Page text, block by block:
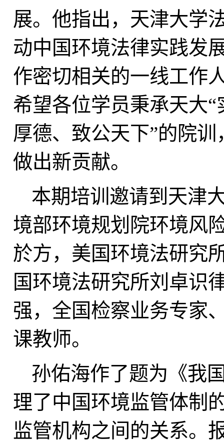
展。他指出，天津大学
动中国环境法律实践发
作密切相关的一线工作
希望各位学员秉承天大“
厚德、致公天下”的院
做出新贡献。
本期培训邀请到天津
境部环境规划院环境风
於方，美国环境法研究
国环境法研究所刘卓识
强，全国检察业务专家
课教师。
孙佑海作了题为《我
理了中国环境监管体制
监管机构之间的关系。